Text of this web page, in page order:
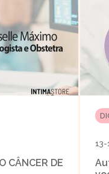
CÂNCER DE
13-